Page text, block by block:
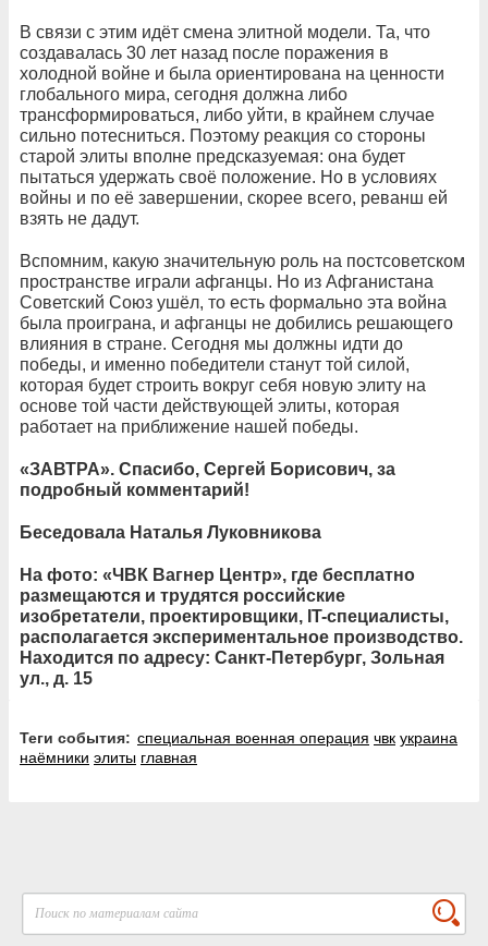
В связи с этим идёт смена элитной модели. Та, что
создавалась 30 лет назад после поражения в
холодной войне и была ориентирована на ценности
глобального мира, сегодня должна либо
трансформироваться, либо уйти, в крайнем случае
сильно потесниться. Поэтому реакция со стороны
старой элиты вполне предсказуемая: она будет
пытаться удержать своё положение. Но в условиях
войны и по её завершении, скорее всего, реванш ей
взять не дадут.
Вспомним, какую значительную роль на постсоветском
пространстве играли афганцы. Но из Афганистана
Советский Союз ушёл, то есть формально эта война
была проиграна, и афганцы не добились решающего
влияния в стране. Сегодня мы должны идти до
победы, и именно победители станут той силой,
которая будет строить вокруг себя новую элиту на
основе той части действующей элиты, которая
работает на приближение нашей победы.
«ЗАВТРА». Спасибо, Сергей Борисович, за
подробный комментарий!
Беседовала Наталья Луковникова
На фото: «ЧВК Вагнер Центр», где бесплатно
размещаются и трудятся российские
изобретатели, проектировщики, IT-специалисты,
располагается экспериментальное производство.
Находится по адресу: Санкт-Петербург, Зольная
ул., д. 15
Теги события: специальная военная операция чвк украина
наёмники элиты главная